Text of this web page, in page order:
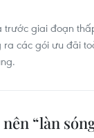
trước giai đoạn
các gói ưu đãi
“làn